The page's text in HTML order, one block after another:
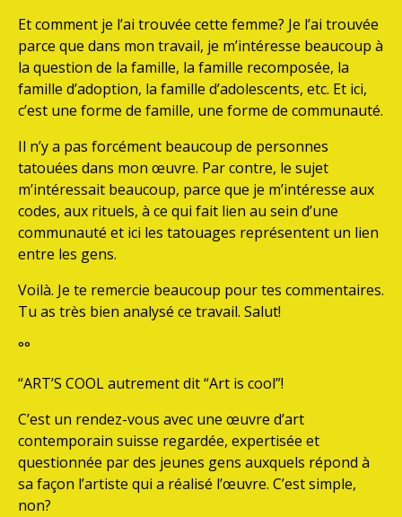
Et comment je l’ai trouvée cette femme? Je l’ai trouvée
parce que dans mon travail, je m’intéresse beaucoup à
la question de la famille, la famille recomposée, la
famille d’adoption, la famille d’adolescents, etc. Et ici,
c’est une forme de famille, une forme de communauté.
Il n’y a pas forcément beaucoup de personnes
tatouées dans mon œuvre. Par contre, le sujet
m’intéressait beaucoup, parce que je m’intéresse aux
codes, aux rituels, à ce qui fait lien au sein d’une
communauté et ici les tatouages représentent un lien
entre les gens.
Voilà. Je te remercie beaucoup pour tes commentaires.
Tu as très bien analysé ce travail. Salut!
°°
“ART’S COOL autrement dit “Art is cool”!
C’est un rendez-vous avec une œuvre d’art
contemporain suisse regardée, expertisée et
questionnée par des jeunes gens auxquels répond à
sa façon l’artiste qui a réalisé l’œuvre. C’est simple,
non?